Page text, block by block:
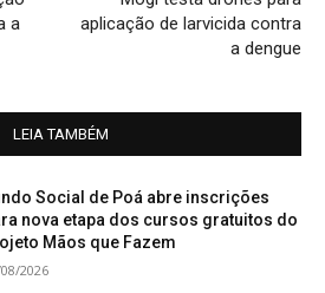
a
aplicação de larvicida contra
a dengue
LEIA TAMBÉM
Social de Poá abre inscrições
nova etapa dos cursos gratuitos do
Mãos que Fazem
2026